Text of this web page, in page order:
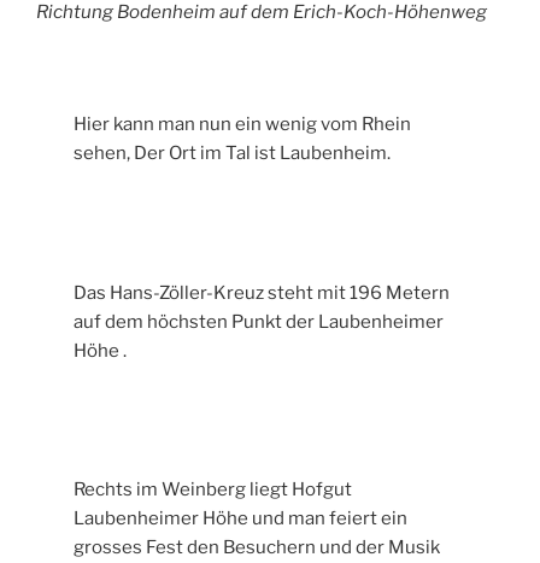
Richtung Bodenheim auf dem Erich-Koch-Höhenweg
Hier kann man nun ein wenig vom Rhein
sehen, Der Ort im Tal ist Laubenheim.
Das Hans-Zöller-Kreuz steht mit 196 Metern
auf dem höchsten Punkt der Laubenheimer
Höhe .
Rechts im Weinberg liegt Hofgut
Laubenheimer Höhe und man feiert ein
grosses Fest den Besuchern und der Musik